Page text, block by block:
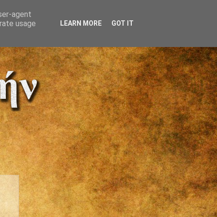
agent
usage
LEARN MORE GOT IT